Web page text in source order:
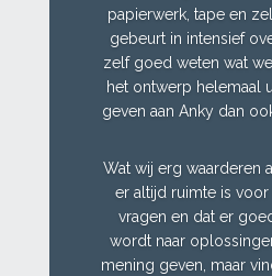
papierwerk, tape en
gebeurt in intensief
zelf goed weten wat
het ontwerp helemaal
geven aan Anky dan
Wat wij erg waarderen
er altijd ruimte is
vragen en dat er
wordt naar
mening geven, maar